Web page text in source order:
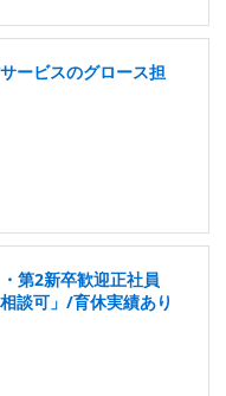
ービスのグロース担
第2新卒歓迎正社員
談可」/育休実績あり